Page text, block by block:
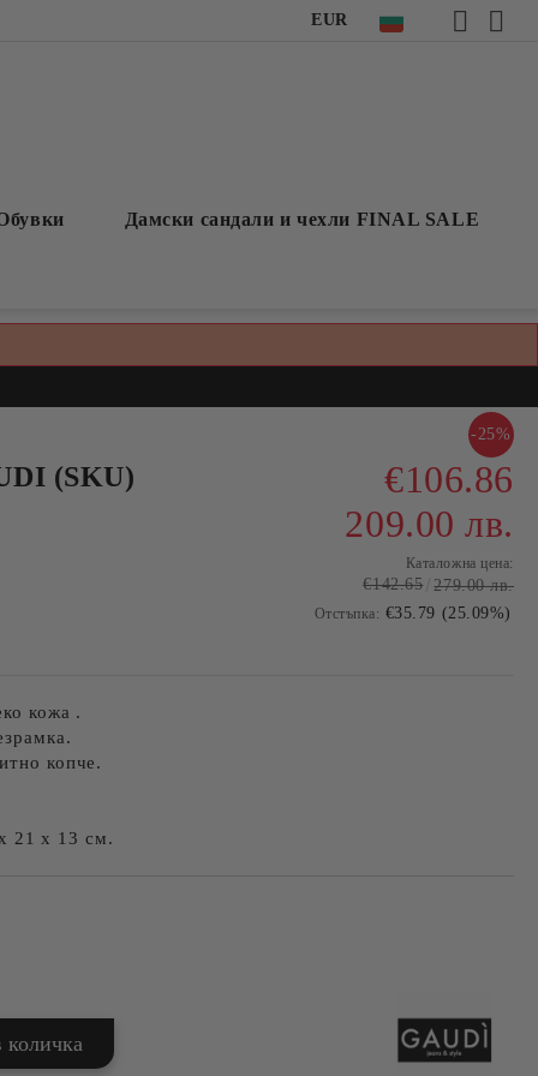
EUR
Дамски сандали и чехли FINAL SALE
(SKU)
-25%
€106.86
209.00 лв.
Каталожна цена:
€142.65 279.00 лв.
Отстъпка: €35.79 (25.09%)
кожа .
копче.
21 х 13 см.